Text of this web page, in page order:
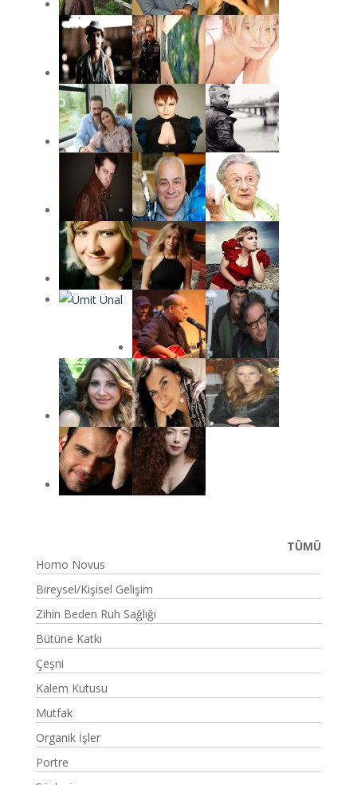
TÜMÜ
Homo Novus
Bireysel/Kişisel Gelişim
Zihin Beden Ruh Sağlığı
Bütüne Katkı
Çeşni
Kalem Kutusu
Mutfak
Organik İşler
Portre